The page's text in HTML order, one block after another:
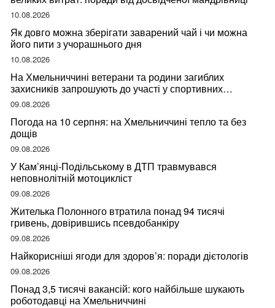
10.08.2026
Як довго можна зберігати заварений чай і чи можна
його пити з учорашнього дня
10.08.2026
На Хмельниччині ветерани та родини загиблих
захисників запрошують до участі у спортивних
змаганнях
09.08.2026
Погода на 10 серпня: на Хмельниччині тепло та без
дощів
09.08.2026
У Кам’янці-Подільському в ДТП травмувався
неповнолітній мотоцикліст
09.08.2026
Жителька Полонного втратила понад 94 тисячі
гривень, довірившись псевдобанкіру
09.08.2026
Найкорисніші ягоди для здоров’я: поради дієтологів
09.08.2026
Понад 3,5 тисячі вакансій: кого найбільше шукають
роботодавці на Хмельниччині